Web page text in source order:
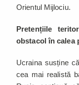
Orientul Mijlociu.
Pretențiile
obstacol în calea
Ucraina susține
cea mai realistă